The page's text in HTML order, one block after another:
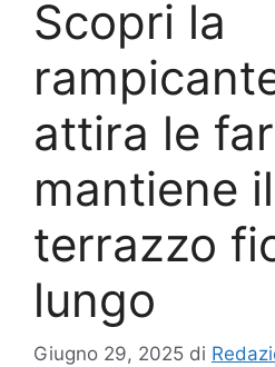
Scopri la
attira le
mantiene il
terrazzo
lungo
Giugno 29, 2025 di